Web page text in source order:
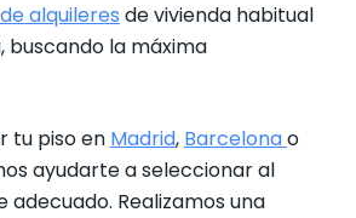
alquileres de vivienda habitual
buscando la máxima
tu piso en Madrid, Barcelonao
ayudarte a seleccionar al
adecuado. Realizamos una